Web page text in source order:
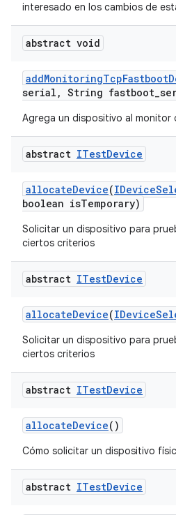
interesado en los cambios de
abstract void
addMonitoringTcpFastboot
serial , String fastboot_
Agrega un dispositivo al
abstract ITestDevice
allocateDevice(IDevice
boolean isTemporary)
Solicitar un dispositivo para
ciertos criterios
abstract ITestDevice
allocateDevice(IDevice
Solicitar un dispositivo para
ciertos criterios
abstract ITestDevice
allocateDevice()
Cómo solicitar un dispositivo
abstract ITestDevice